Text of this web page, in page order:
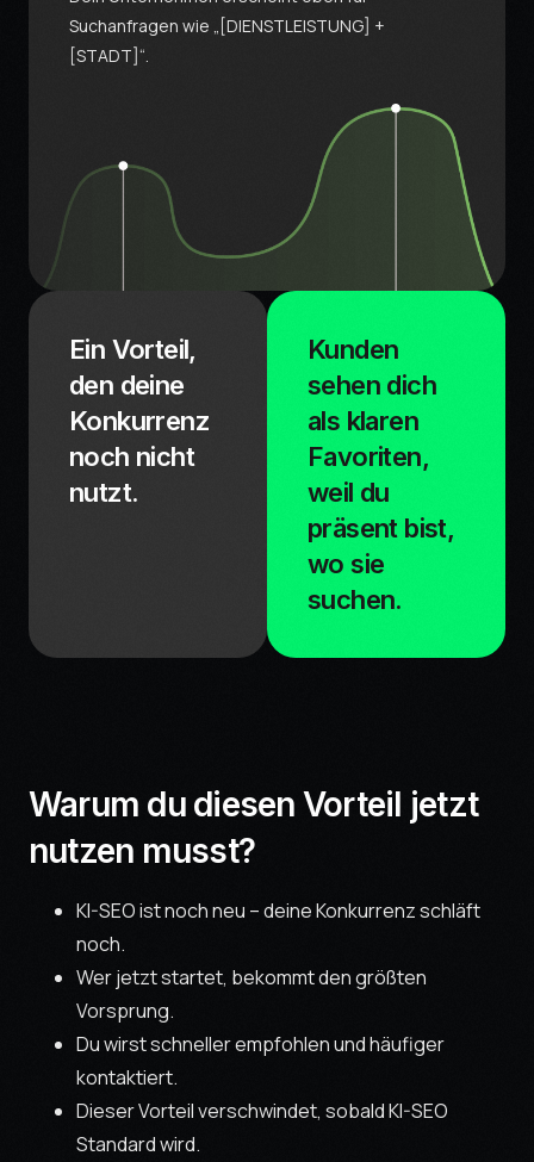
Suchanfragen wie „[DIENSTLEISTUNG] +
[STADT]“.
Ein Vorteil,
den deine
Konkurrenz
noch nicht
nutzt.
Kunden
sehen dich
als klaren
Favoriten,
weil du
präsent bist,
wo sie
suchen.
Warum du diesen Vorteil jetzt
nutzen musst?
KI-SEO ist noch neu – deine Konkurrenz schläft
noch.
Wer jetzt startet, bekommt den größten
Vorsprung.
Du wirst schneller empfohlen und häufiger
kontaktiert.
Dieser Vorteil verschwindet, sobald KI-SEO
Standard wird.